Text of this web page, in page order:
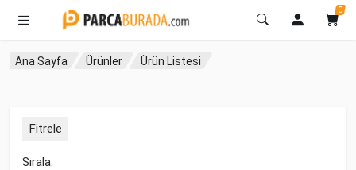
0
Ana Sayfa Ürünler Ürün Listesi
Fitrele
Sırala: